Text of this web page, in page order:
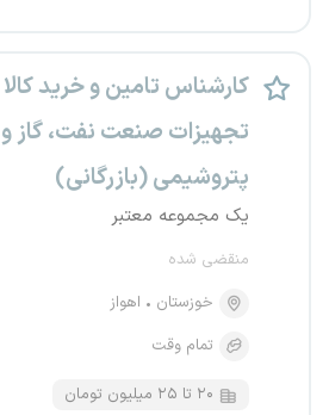
کارشناس تامین و خرید کالا
تجهیزات صنعت نفت، گاز و
پتروشیمی (بازرگانی)
یک مجموعه معتبر
منقضی شده
خوزستان
اهواز
تمام وقت
۲۰ تا ۲۵ میلیون تومان